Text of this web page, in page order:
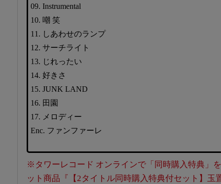
09. Instrumental
10. 嘲 笑
11. しあわせのランプ
12. サーチライト
13. じれったい
14. 好きさ
15. JUNK LAND
16. 田園
17. メロディー
Enc. ファンファーレ
※タワーレコード オンラインで「同時購入特典」
ット商品『【2タイトル同時購入特典付セット】玉